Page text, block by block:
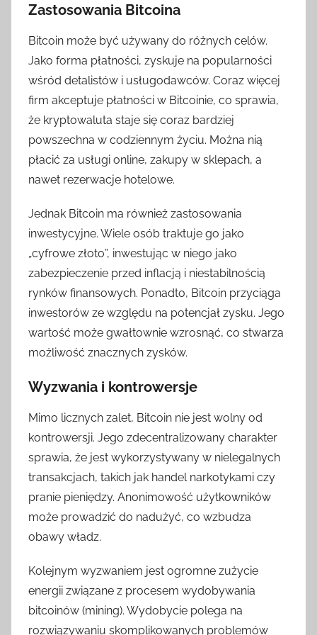
Zastosowania Bitcoina
Bitcoin może być używany do różnych celów.
Jako forma płatności, zyskuje na popularności
wśród detalistów i usługodawców. Coraz więcej
firm akceptuje płatności w Bitcoinie, co sprawia,
że kryptowaluta staje się coraz bardziej
powszechna w codziennym życiu. Można nią
płacić za usługi online, zakupy w sklepach, a
nawet rezerwacje hotelowe.
Jednak Bitcoin ma również zastosowania
inwestycyjne. Wiele osób traktuje go jako
„cyfrowe złoto”, inwestując w niego jako
zabezpieczenie przed inflacją i niestabilnością
rynków finansowych. Ponadto, Bitcoin przyciąga
inwestorów ze względu na potencjał zysku. Jego
wartość może gwałtownie wzrosnąć, co stwarza
możliwość znacznych zysków.
Wyzwania i kontrowersje
Mimo licznych zalet, Bitcoin nie jest wolny od
kontrowersji. Jego zdecentralizowany charakter
sprawia, że jest wykorzystywany w nielegalnych
transakcjach, takich jak handel narkotykami czy
pranie pieniędzy. Anonimowość użytkowników
może prowadzić do nadużyć, co wzbudza
obawy władz.
Kolejnym wyzwaniem jest ogromne zużycie
energii związane z procesem wydobywania
bitcoinów (mining). Wydobycie polega na
rozwiązywaniu skomplikowanych problemów